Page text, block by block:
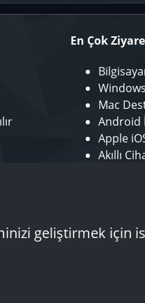
Katıl
En Çok
Mac
Android
Apple
Akıllı
geliştirmek için